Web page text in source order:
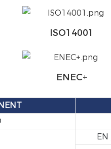
ISO14001
ENEC+